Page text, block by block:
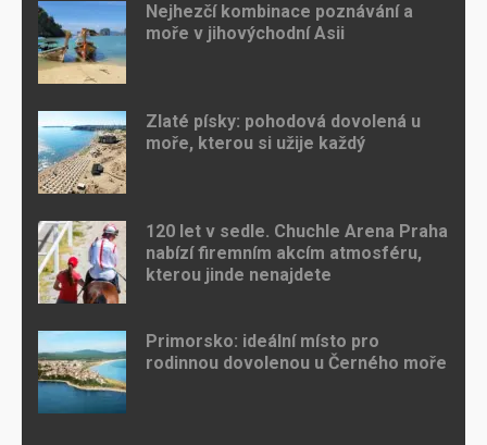
Nejhezčí kombinace poznávání a
moře v jihovýchodní Asii
Zlaté písky: pohodová dovolená u
moře, kterou si užije každý
120 let v sedle. Chuchle Arena Praha
nabízí firemním akcím atmosféru,
kterou jinde nenajdete
Primorsko: ideální místo pro
rodinnou dovolenou u Černého moře